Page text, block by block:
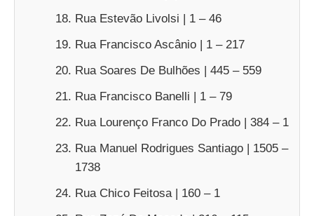
Rua Estevão Livolsi | 1 – 46
Rua Francisco Ascânio | 1 – 217
Rua Soares De Bulhões | 445 – 559
Rua Francisco Banelli | 1 – 79
Rua Lourenço Franco Do Prado | 384 – 1
Rua Manuel Rodrigues Santiago | 1505 –
1738
Rua Chico Feitosa | 160 – 1